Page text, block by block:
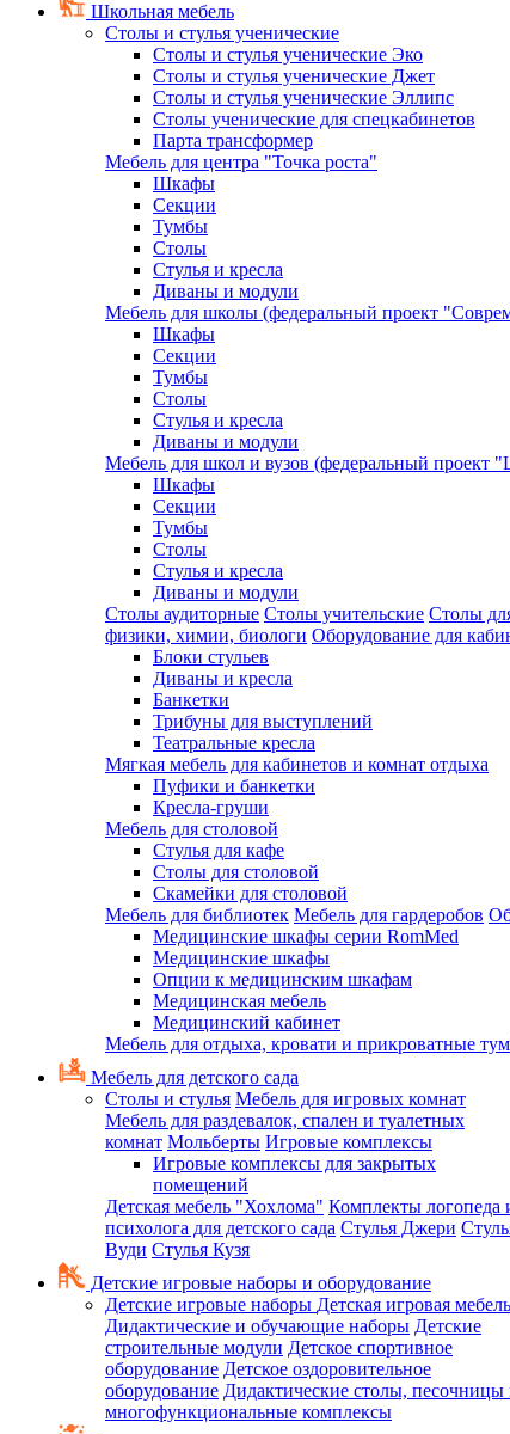
Школьная мебель
Столы и стулья ученические
Столы и стулья ученические Эко
Столы и стулья ученические Джет
Столы и стулья ученические Эллипс
Столы ученические для спецкабинетов
Парта трансформер
Мебель для центра "Точка роста"
Шкафы
Секции
Тумбы
Столы
Стулья и кресла
Диваны и модули
Мебель для школы (федеральный проект
Шкафы
Секции
Тумбы
Столы
Стулья и кресла
Диваны и модули
Мебель для школ и вузов (федеральный проект
Шкафы
Секции
Тумбы
Столы
Стулья и кресла
Диваны и модули
Столы аудиторные Столы учительские Столы
физики, химии, биологи Оборудование для
Блоки стульев
Диваны и кресла
Банкетки
Трибуны для выступлений
Театральные кресла
Мягкая мебель для кабинетов и комнат отдыха
Пуфики и банкетки
Кресла-груши
Мебель для столовой
Cтулья для кафе
Cтолы для столовой
Скамейки для столовой
Мебель для библиотек Мебель для гардеробов
Медицинские шкафы серии RomMed
Медицинские шкафы
Опции к медицинским шкафам
Медицинская мебель
Медицинский кабинет
Мебель для отдыха, кровати и прикроватные
Мебель для детского сада
Столы и стулья Мебель для игровых комнат
Мебель для раздевалок, спален и туалетных
комнат Мольберты Игровые комплексы
Игровые комплексы для закрытых
помещений
Детская мебель "Хохлома" Комплекты логопеда
психолога для детского сада Стулья Джери
Вуди Стулья Кузя
Детские игровые наборы и оборудование
Детские игровые наборы Детская игровая мебель
Дидактические и обучающие наборы Детские
строительные модули Детское спортивное
оборудование Детское оздоровительное
оборудование Дидактические столы, песочницы
многофункциональные комплексы